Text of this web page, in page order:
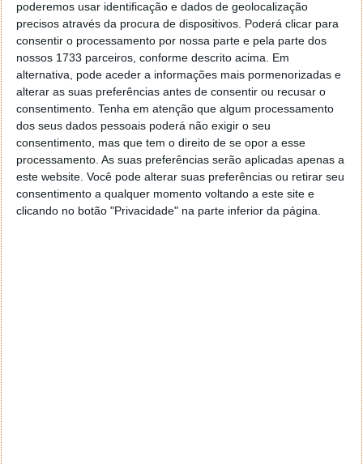
poderemos usar identificação e dados de geolocalização
precisos através da procura de dispositivos. Poderá clicar para
consentir o processamento por nossa parte e pela parte dos
nossos 1733 parceiros, conforme descrito acima. Em
alternativa, pode aceder a informações mais pormenorizadas e
alterar as suas preferências antes de consentir ou recusar o
consentimento. Tenha em atenção que algum processamento
dos seus dados pessoais poderá não exigir o seu
consentimento, mas que tem o direito de se opor a esse
processamento. As suas preferências serão aplicadas apenas a
este website. Você pode alterar suas preferências ou retirar seu
consentimento a qualquer momento voltando a este site e
clicando no botão "Privacidade" na parte inferior da página.
Em relação a Star Wars Battlefront II, as micro
transações ainda não voltaram a ser ativadas no
jogo, deixando no ar a dúvida se chegarão a
regressar e em que moldes. Muito se tem falado
sobre o seu regresso sob a forma de melhorias
meramente decorativas ou estéticas (por exemplo,
um sabre de luz dourado para Kylo Ren ou um X-Wing
violeta para Poe Dameron) mas a verdade é que
ainda se encontra sob o nevoeiro da incerteza. Uma
coisa é certa: com o novo sistema de DLCs revelado
ainda no ano passado pela EA e com este retrocesso
nas micro transações, a empresa poderá ter de